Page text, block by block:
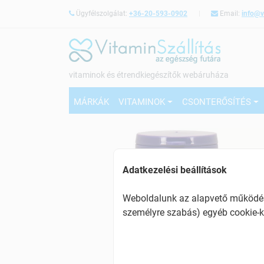
Ügyfélszolgálat: +36-20-593-0902 Email:
vitaminok és étrendkiegészítők webáruháza
MÁRKÁK VITAMINOK CSONTERŐSÍTÉS
Adatkezelési beállítások
Weboldalunk az alapvető
személyre szabás) egyéb